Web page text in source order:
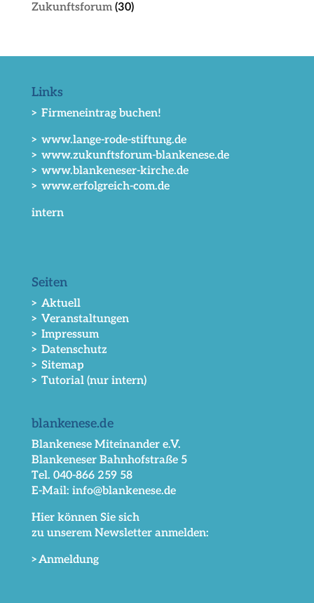
Zukunftsforum(30)
Links
> Firmeneintrag buchen!
> www.lange-rode-stiftung.de
> www.zukunftsforum-blankenese.de
> www.blankeneser-kirche.de
> www.erfolgreich-com.de
intern
Seiten
> Aktuell
> Veranstaltungen
> Impressum
> Datenschutz
> Sitemap
> Tutorial (nur intern)
blankenese.de
Blankenese Miteinander e.V.
Blankeneser Bahnhofstraße 5
Tel. 040-866 259 58
E-Mail: info@blankenese.de
Hier können Sie sich
zu unserem Newsletter anmelden:
>Anmeldung